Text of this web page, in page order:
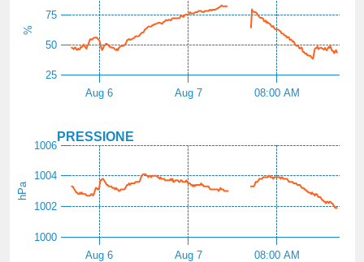
%
Aug 6 Aug 7 08:00 AM
25
50
75
hPa
PRESSIONE
Aug 6 Aug 7 08:00 AM
1000
1002
1004
1006